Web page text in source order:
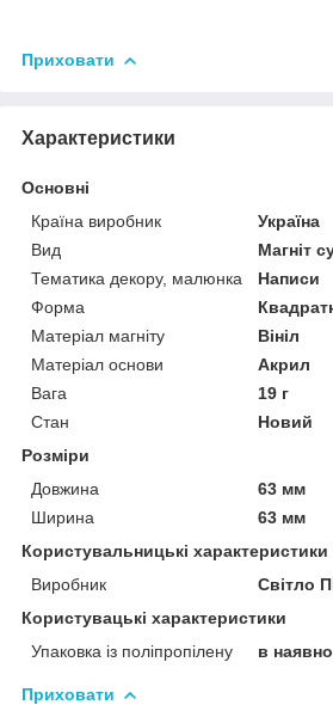
Приховати
Характеристики
Основні
Країна виробник
Україна
Вид
Магніт
Тематика декору, малюнка
Написи
Форма
Матеріал магніту
Вініл
Матеріал основи
Акрил
Вага
19 г
Стан
Новий
Розміри
Довжина
63 мм
Ширина
63 мм
Користувальницькі характеристики
Виробник
Світло
Користувацькi характеристики
Упаковка із поліпропілену
в
Приховати